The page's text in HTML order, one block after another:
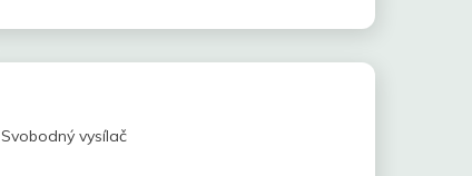
Svobodný vysílač